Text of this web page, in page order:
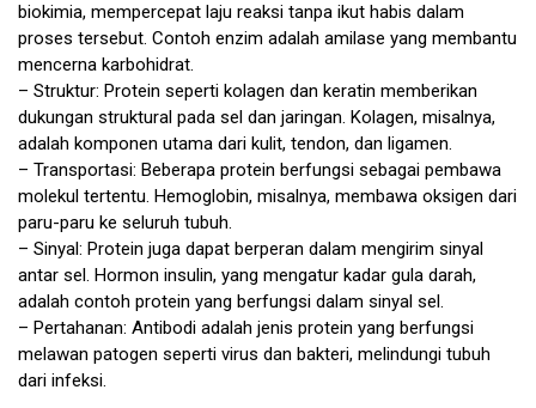
biokimia, mempercepat laju reaksi tanpa ikut habis dalam
proses tersebut. Contoh enzim adalah amilase yang membantu
mencerna karbohidrat.
– Struktur: Protein seperti kolagen dan keratin memberikan
dukungan struktural pada sel dan jaringan. Kolagen, misalnya,
adalah komponen utama dari kulit, tendon, dan ligamen.
– Transportasi: Beberapa protein berfungsi sebagai pembawa
molekul tertentu. Hemoglobin, misalnya, membawa oksigen dari
paru-paru ke seluruh tubuh.
– Sinyal: Protein juga dapat berperan dalam mengirim sinyal
antar sel. Hormon insulin, yang mengatur kadar gula darah,
adalah contoh protein yang berfungsi dalam sinyal sel.
– Pertahanan: Antibodi adalah jenis protein yang berfungsi
melawan patogen seperti virus dan bakteri, melindungi tubuh
dari infeksi.